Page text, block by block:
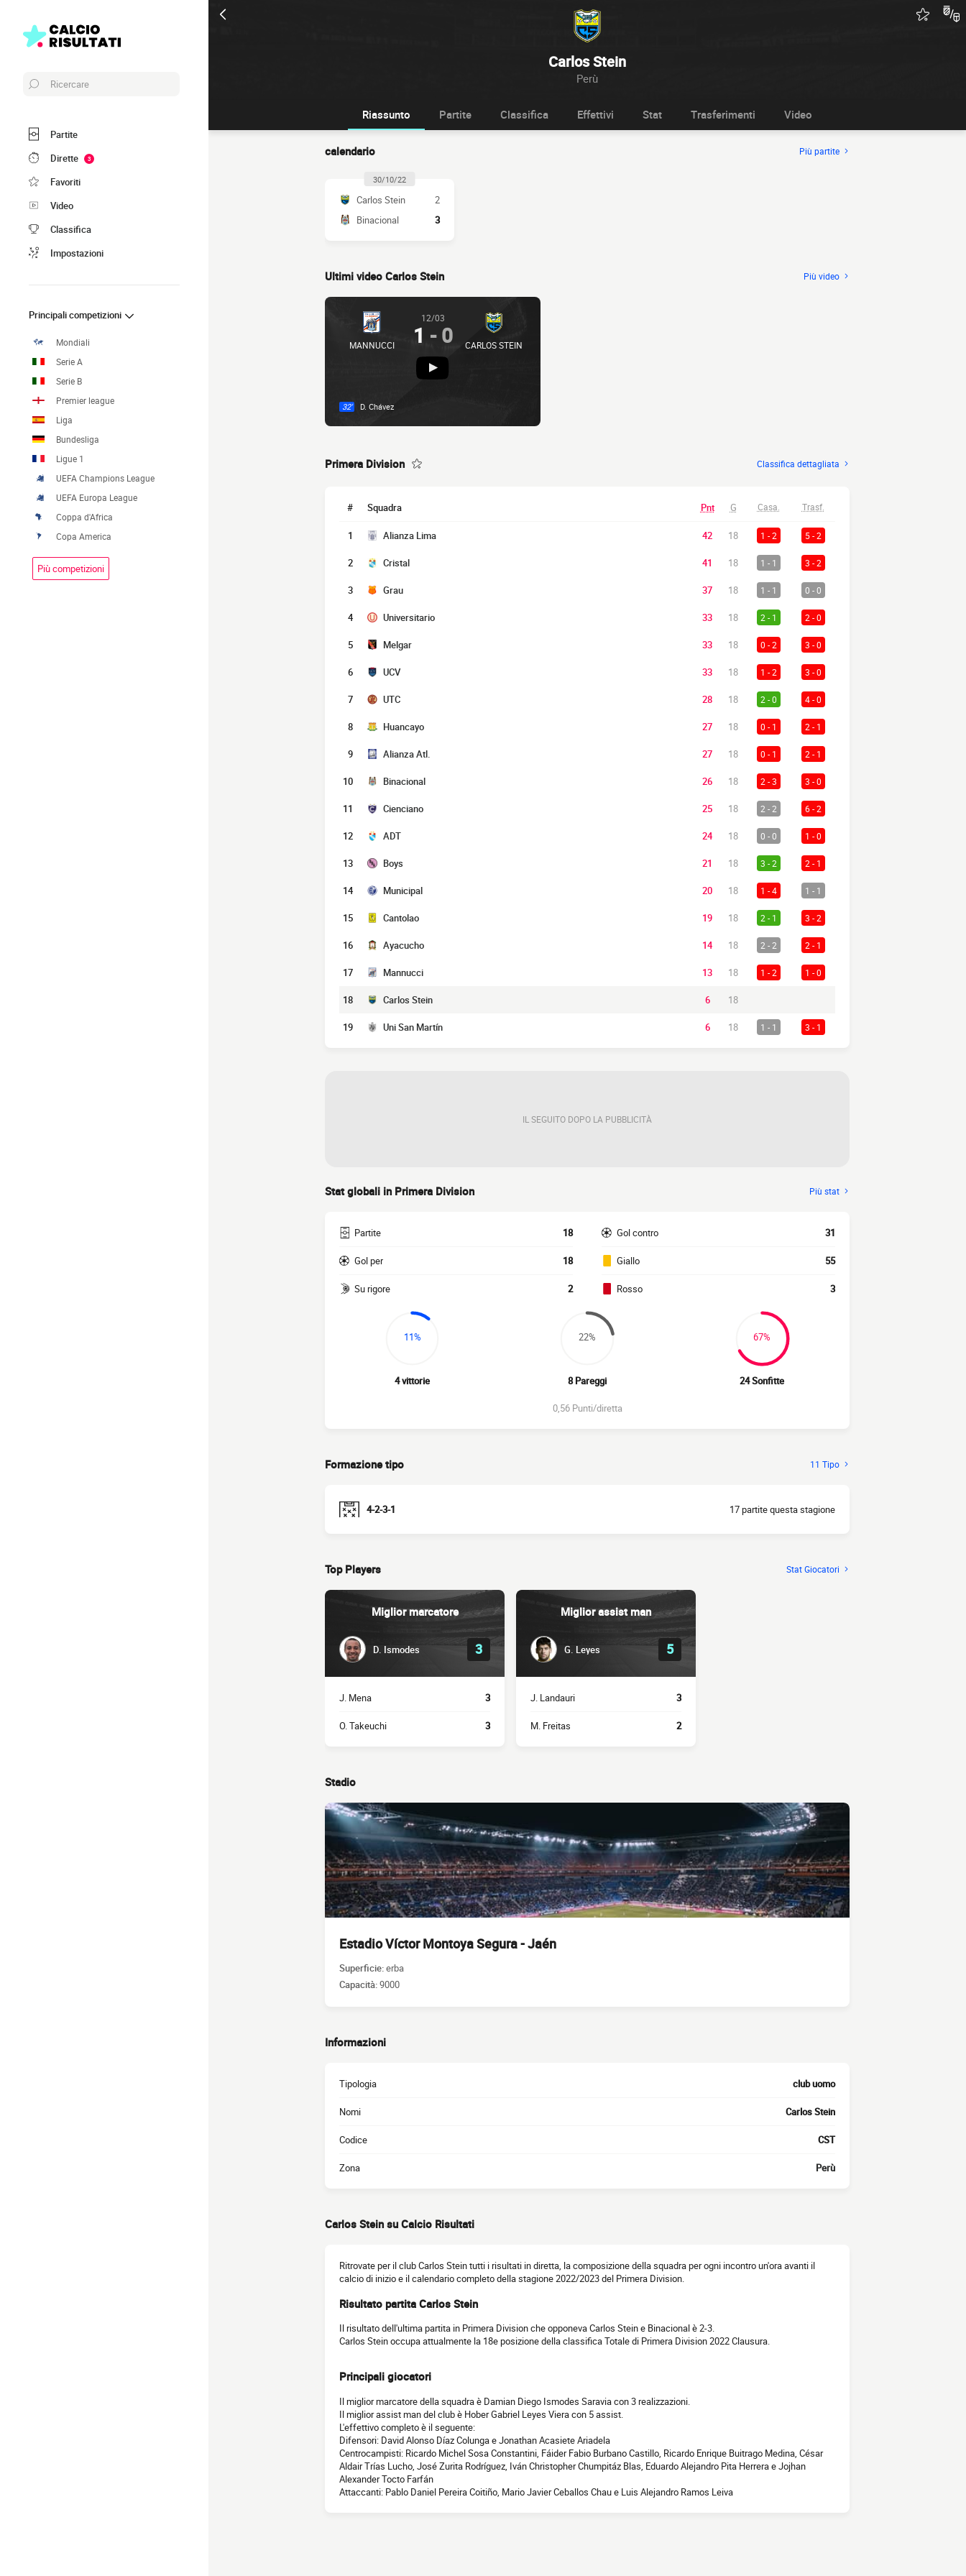
Carlos Stein
Perù
Ricercare
Partite
Dirette
3
Favoriti
Video
Classifica
Impostazioni
Principali competizioni
Mondiali
Serie A
Serie B
Premier league
Liga
Bundesliga
Ligue 1
UEFA Champions League
UEFA Europa League
Coppa d'Africa
Copa America
Più competizioni
Riassunto Partite Classifica Effettivi Stat Trasferimenti Video
calendario Più partite
30/10/22
Carlos Stein
2
Binacional
3
Ultimi video Carlos Stein Più video
MANNUCCI
12/03
1 - 0 CARLOS STEIN
32' D. Chávez
Primera Division Classifica dettagliata
# Squadra Pnt G Casa. Trasf.
1 Alianza Lima 42 18 1 - 2 5 - 2
2 Cristal 41 18 1 - 1 3 - 2
3 Grau 37 18 1 - 1 0 - 0
4 Universitario 33 18 2 - 1 2 - 0
5 Melgar 33 18 0 - 2 3 - 0
6 UCV 33 18 1 - 2 3 - 0
7 UTC 28 18 2 - 0 4 - 0
8 Huancayo 27 18 0 - 1 2 - 1
9 Alianza Atl. 27 18 0 - 1 2 - 1
10 Binacional 26 18 2 - 3 3 - 0
11 Cienciano 25 18 2 - 2 6 - 2
12 ADT 24 18 0 - 0 1 - 0
13 Boys 21 18 3 - 2 2 - 1
14 Municipal 20 18 1 - 4 1 - 1
15 Cantolao 19 18 2 - 1 3 - 2
16 Ayacucho 14 18 2 - 2 2 - 1
17 Mannucci 13 18 1 - 2 1 - 0
18 Carlos Stein 6 18
19 Uni San Martín 6 18 1 - 1 3 - 1
IL SEGUITO DOPO LA PUBBLICITÀ
Stat globali in Primera Division Più stat
Partite 18
Gol per 18
Su rigore 2
Gol contro 31
Giallo 55
Rosso 3
11%
4 vittorie
22%
8 Pareggi
67%
24 Sonfitte
0,56 Punti/diretta
Formazione tipo 11 Tipo
4-2-3-1 17 partite questa stagione
Top Players Stat Giocatori
Miglior marcatore
D. Ismodes 3
J. Mena 3
O. Takeuchi 3
Miglior assist man
G. Leyes 5
J. Landauri 3
M. Freitas 2
Stadio
Estadio Víctor Montoya Segura - Jaén
Superficie:erba
Capacità:9000
Informazioni
Tipologia club uomo
Nomi Carlos Stein
Codice CST
Zona Perù
Carlos Stein su Calcio Risultati
Ritrovate per il club Carlos Stein tutti i risultati in diretta, la composizione della squadra per ogni incontro un'ora avanti il
calcio di inizio e il calendario completo della stagione 2022/2023 del Primera Division.
Risultato partita Carlos Stein
Il risultato dell'ultima partita in Primera Division che opponeva Carlos Stein e Binacional è 2-3.
Carlos Stein occupa attualmente la 18e posizione della classifica Totale di Primera Division 2022 Clausura.
Principali giocatori
Il miglior marcatore della squadra è Damian Diego Ismodes Saravia con 3 realizzazioni.
Il miglior assist man del club è Hober Gabriel Leyes Viera con 5 assist.
L'effettivo completo è il seguente:
Difensori: David Alonso Díaz Colunga e Jonathan Acasiete Ariadela
Centrocampisti: Ricardo Michel Sosa Constantini, Fáider Fabio Burbano Castillo, Ricardo Enrique Buitrago Medina, César
Aldair Trías Lucho, José Zurita Rodríguez, Iván Christopher Chumpitáz Blas, Eduardo Alejandro Pita Herrera e Jojhan
Alexander Tocto Farfán
Attaccanti: Pablo Daniel Pereira Coitiño, Mario Javier Ceballos Chau e Luis Alejandro Ramos Leiva